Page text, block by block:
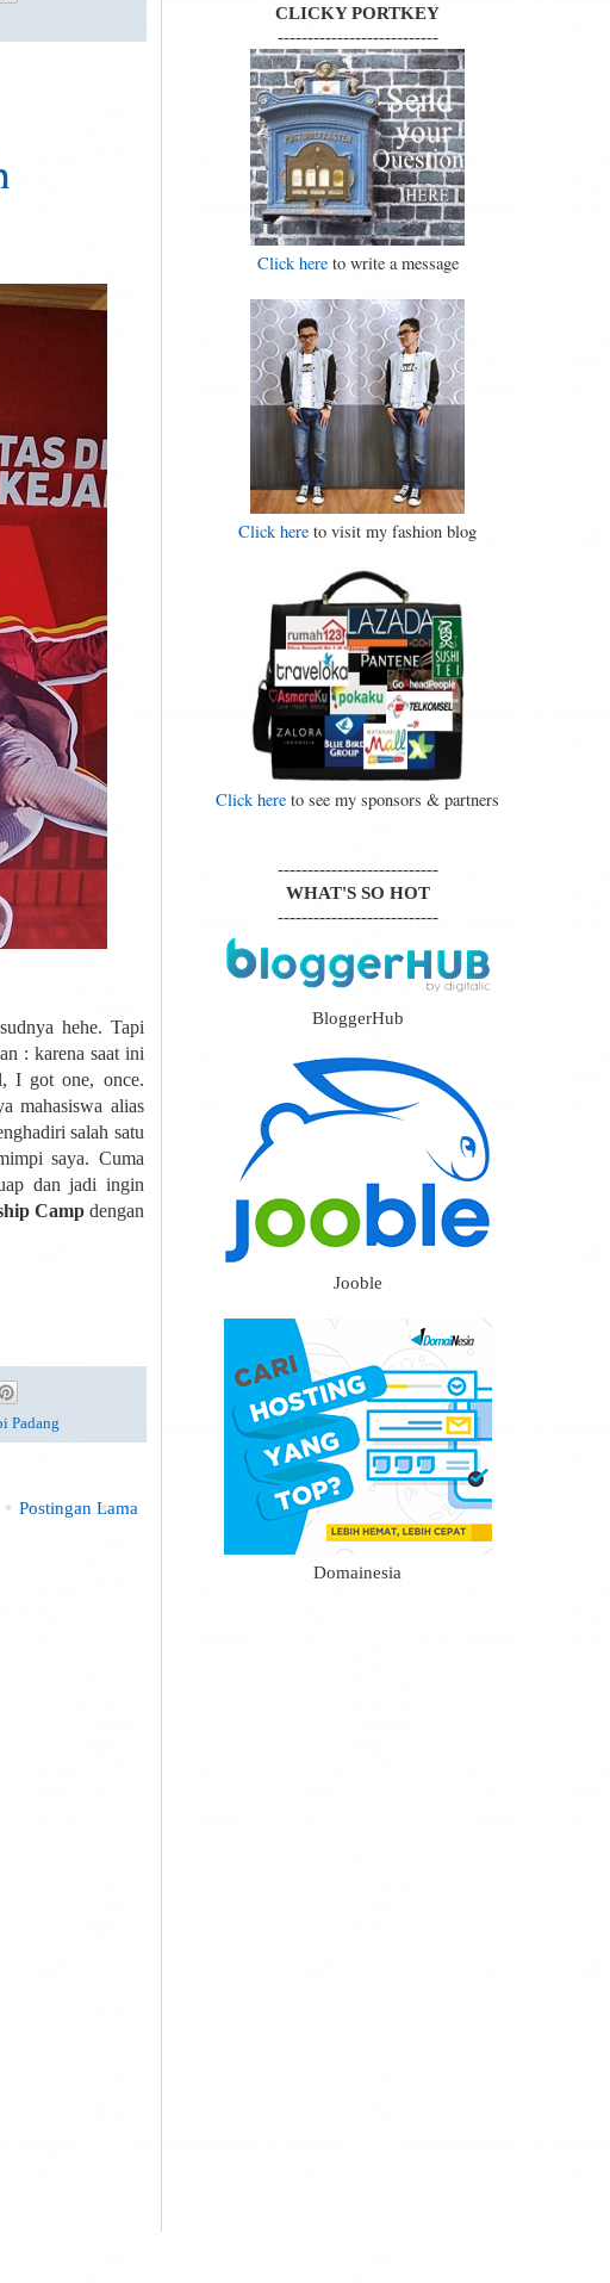
hehe. Tapi
: karena saat ini
I got one, once.
mahasiswa alias
salah satu
saya. Cuma
dan jadi ingin
Campdengan
Padang
Postingan Lama
CLICKY PORTKEY
---------------------------
Click hereto write a message
Click here to visit my fashion blog
Click here to see my sponsors & partners
---------------------------
WHAT'S SO HOT
---------------------------
BloggerHub
Jooble
Domainesia